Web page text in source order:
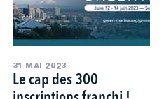
31 MAI 2023
Le cap des 300